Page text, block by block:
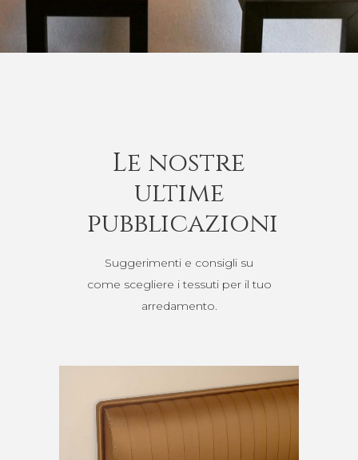
Le nostre
ultime
pubblicazioni
Suggerimenti e consigli su
come scegliere i tessuti per il tuo
arredamento.